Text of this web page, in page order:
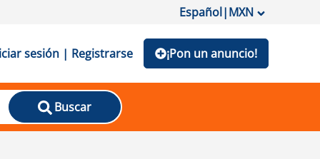
Español|MXN
sesión | Registrarse ¡Pon un anuncio!
Buscar